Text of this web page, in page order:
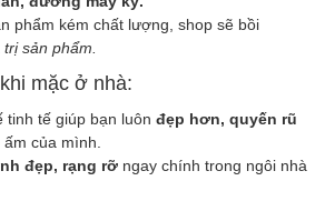
phẩm kém chất lượng, shop sẽ bồi
trị sản phẩm.
mặc ở nhà:
tinh tế giúp bạn luôn đẹp hơn, quyến rũ
của mình.
đẹp, rạng rỡ ngay chính trong ngôi nhà